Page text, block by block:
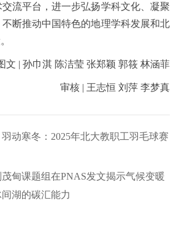
流平台，进一步弘扬学科文化、凝聚
断推动中国特色的地理学科发展和北
文 | 孙巾淇 陈洁莹 张郑颖 郭筱 林涵菲
审核 | 王志恒 刘萍 李梦真
羽动寒冬：2025年北大教职工羽毛球赛
甸课题组在PNAS发文揭示气候变暖
湖的碳汇能力